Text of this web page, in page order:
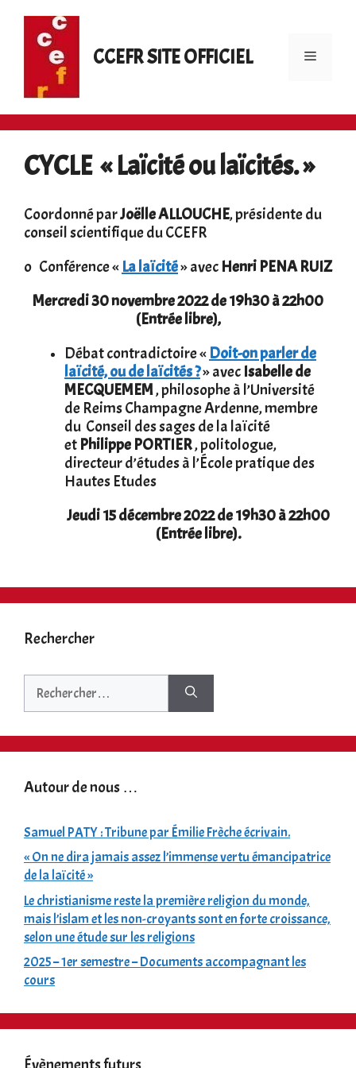
contenu
CCEFR SITE OFFICIEL Menu
CYCLE « Laïcité ou laïcités. »
Coordonné parJoëlle ALLOUCHE, présidente du
conseil scientifique du CCEFR
o Conférence « La laïcité» avec Henri PENA RUIZ
Mercredi 30 novembre 2022 de 19h30 à 22h00
(Entrée libre),
Débat contradictoire « Doit-on parler de
laïcité, ou de laïcités ?» avec Isabelle de
MECQUEMEM, philosophe à l’Université
de Reims Champagne Ardenne, membre
du Conseil des sages de la laïcité
et Philippe PORTIER, politologue,
directeur d’études à l’École pratique des
Hautes Etudes
Jeudi 15 décembre 2022 de 19h30 à 22h00
(Entrée libre).
Rechercher
Rechercher :
Autour de nous …
Samuel PATY : Tribune par Émilie Frèche écrivain.
« On ne dira jamais assez l’immense vertu émancipatrice
de la laïcité »
Le christianisme reste la première religion du monde,
mais l’islam et les non-croyants sont en forte croissance,
selon une étude sur les religions
2025 – 1er semestre – Documents accompagnant les
cours